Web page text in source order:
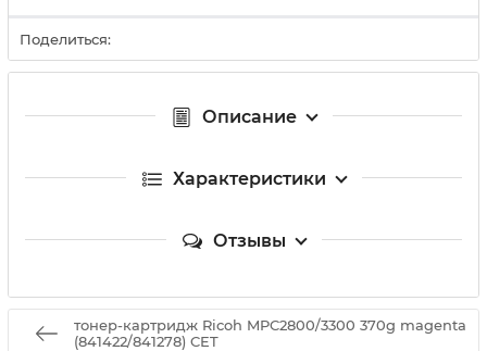
Поделиться:
Описание
Характеристики
Отзывы
тонер-картридж Ricoh MPC2800/3300 370g magenta
(841422/841278) CET